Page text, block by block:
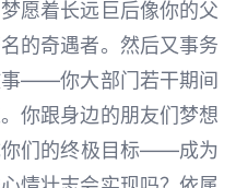
愿着长远巨后像你的父
的奇遇者。然后又事务
事——你大部门若干期间
你跟身边的朋友们梦想
你们的终极目标——成为